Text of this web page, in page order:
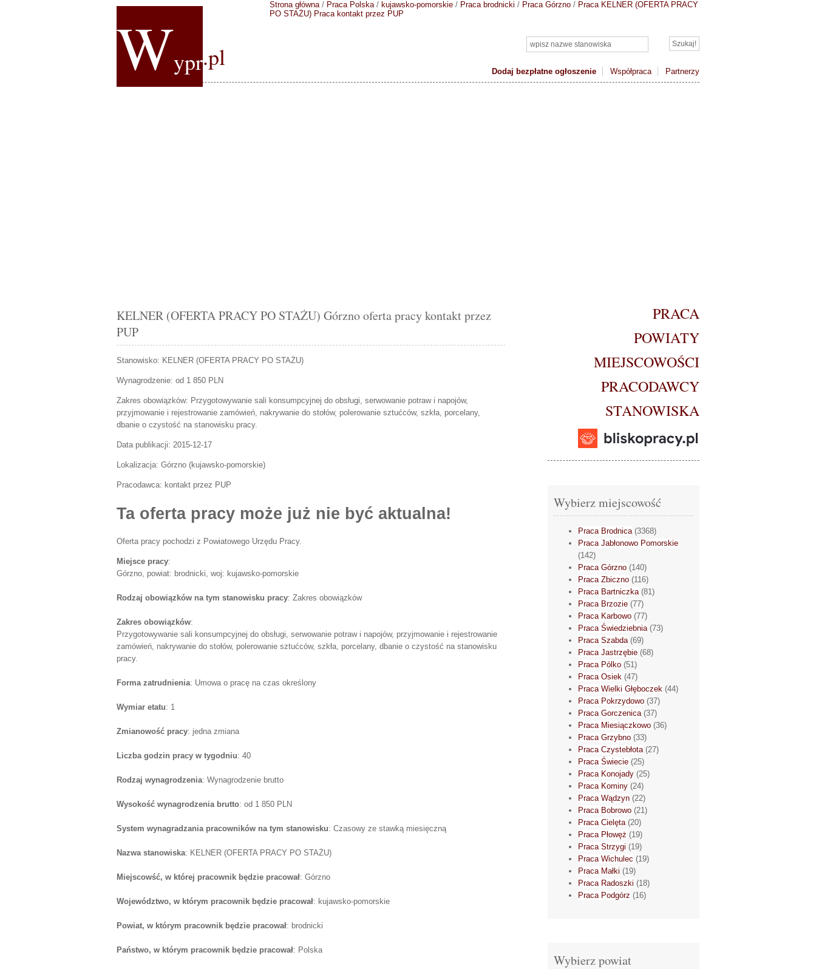
Wypr.pl
Dodaj bezpłatne ogłoszenie Współpraca Partnerzy
Strona główna/ Praca Polska/ kujawsko-pomorskie / Praca brodnicki / Praca Górzno / Praca KELNER (OFERTA PRACY
PO STAŻU) Praca kontakt przez PUP
KELNER (OFERTA PRACY PO STAŻU) Górzno oferta pracy kontakt przez
PUP
Stanowisko: KELNER (OFERTA PRACY PO STAŻU)
Wynagrodzenie: od 1 850 PLN
Zakres obowiązków: Przygotowywanie sali konsumpcyjnej do obsługi, serwowanie potraw i napojów,
przyjmowanie i rejestrowanie zamówień, nakrywanie do stołów, polerowanie sztućców, szkła, porcelany,
dbanie o czystość na stanowisku pracy.
Data publikacji: 2015-12-17
Lokalizacja: Górzno (kujawsko-pomorskie)
Pracodawca: kontakt przez PUP
Ta oferta pracy może już nie być aktualna!
Oferta pracy pochodzi z Powiatowego Urzędu Pracy.
Miejsce pracy:
Górzno, powiat: brodnicki, woj: kujawsko-pomorskie
Rodzaj obowiązków na tym stanowisku pracy: Zakres obowiązków
Zakres obowiązków:
Przygotowywanie sali konsumpcyjnej do obsługi, serwowanie potraw i napojów, przyjmowanie i rejestrowanie
zamówień, nakrywanie do stołów, polerowanie sztućców, szkła, porcelany, dbanie o czystość na stanowisku
pracy.
Forma zatrudnienia: Umowa o pracę na czas określony
Wymiar etatu: 1
Zmianowość pracy: jedna zmiana
Liczba godzin pracy w tygodniu: 40
Rodzaj wynagrodzenia: Wynagrodzenie brutto
Wysokość wynagrodzenia brutto: od 1 850 PLN
System wynagradzania pracowników na tym stanowisku: Czasowy ze stawką miesięczną
Nazwa stanowiska: KELNER (OFERTA PRACY PO STAŻU)
Miejscowść, w której pracownik będzie pracował: Górzno
Województwo, w którym pracownik będzie pracował: kujawsko-pomorskie
Powiat, w którym pracownik będzie pracował: brodnicki
Państwo, w którym pracownik będzie pracował: Polska
PRACA
POWIATY
MIEJSCOWOŚCI
PRACODAWCY
STANOWISKA
Wybierz miejscowość
Praca Brodnica(3368)
Praca Jabłonowo Pomorskie
(142)
Praca Górzno (140)
Praca Zbiczno (116)
Praca Bartniczka(81)
Praca Brzozie (77)
Praca Karbowo (77)
Praca Świedziebnia(73)
Praca Szabda(69)
Praca Jastrzębie (68)
Praca Pólko (51)
Praca Osiek (47)
Praca Wielki Głęboczek (44)
Praca Pokrzydowo (37)
Praca Gorczenica(37)
Praca Miesiączkowo (36)
Praca Grzybno (33)
Praca Czystebłota(27)
Praca Świecie (25)
Praca Konojady (25)
Praca Kominy (24)
Praca Wądzyn (22)
Praca Bobrowo (21)
Praca Cielęta(20)
Praca Płowęż (19)
Praca Strzygi (19)
Praca Wichulec (19)
Praca Małki (19)
Praca Radoszki (18)
Praca Podgórz (16)
Wybierz powiat